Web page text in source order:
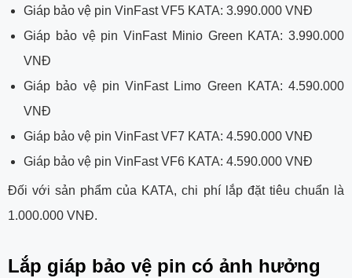
Giáp bảo vệ pin VinFast VF5 KATA: 3.990.000 VNĐ
Giáp bảo vệ pin VinFast Minio Green KATA: 3.990.000
VNĐ
Giáp bảo vệ pin VinFast Limo Green KATA: 4.590.000
VNĐ
Giáp bảo vệ pin VinFast VF7 KATA: 4.590.000 VNĐ
Giáp bảo vệ pin VinFast VF6 KATA: 4.590.000 VNĐ
Đối với sản phẩm của KATA, chi phí lắp đặt tiêu chuẩn là
1.000.000 VNĐ.
Lắp giáp bảo vệ pin có ảnh hưởng